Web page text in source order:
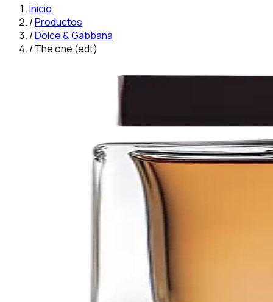
Inicio
/Productos
/Dolce & Gabbana
/The one (edt)